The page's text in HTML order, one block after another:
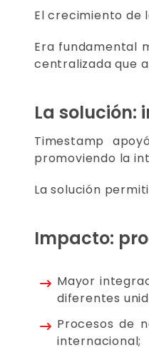
El crecimiento de
Era fundamental
centralizada que
La solución:
Timestamp
promoviendo la
La solución
Impacto:
Mayor
diferentes
Procesos de
internacional;